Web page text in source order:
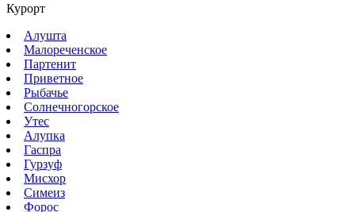
Курорт
Алушта
Малореченское
Партенит
Приветное
Рыбачье
Солнечногорское
Утес
Алупка
Гаспра
Гурзуф
Мисхор
Симеиз
Форос